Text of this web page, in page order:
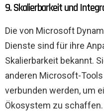
9. Skalierbarkeit und
Die von Microsoft
Dienste sind für ihre
Skalierbarkeit bekannt.
anderen Microsoft-
verbunden werden, um
Ökosystem zu